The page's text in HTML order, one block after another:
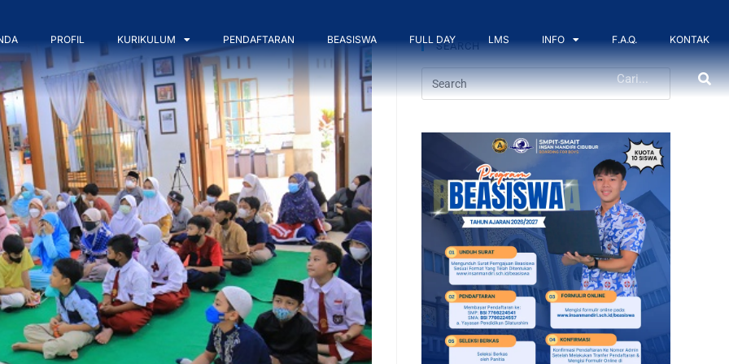
PROFIL KURIKULUM PENDAFTARAN BEASISWA FULL DAY LMS INFO F.A.Q. KONTAK
SEARCH